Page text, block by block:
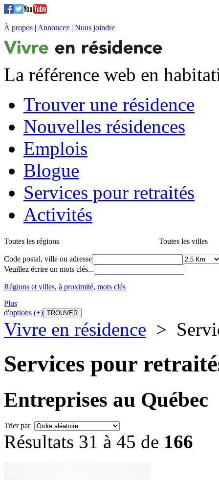
À propos | Annoncez | Nous joindre
La référence web en
Trouver une résidence
Nouvelles résidences
Emplois
Blogue
Services pour retraités
Activités
Toutes les régions Toutes les villes
Code postal, ville ou adresse
Veuillez écrire un mots clés...
Régions et villes, à proximité, mots clés
Plus
d'options (+)
Vivre en résidence >
Services pour
Entreprises au Québec
Trier par
Résultats 31 à 45 de 166